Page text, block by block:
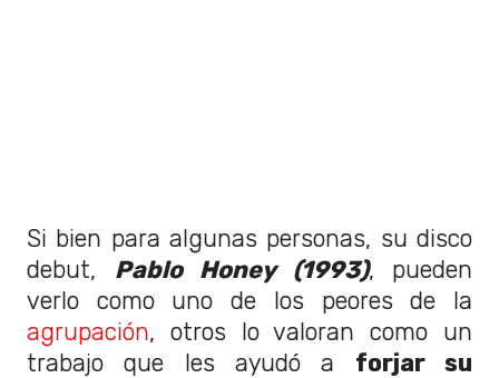
Si bien para algunas personas, su disco
debut, Pablo Honey (1993), pueden
verlo como uno de los peores de la
agrupación, otros lo valoran como un
trabajo que les ayudó a forjar su